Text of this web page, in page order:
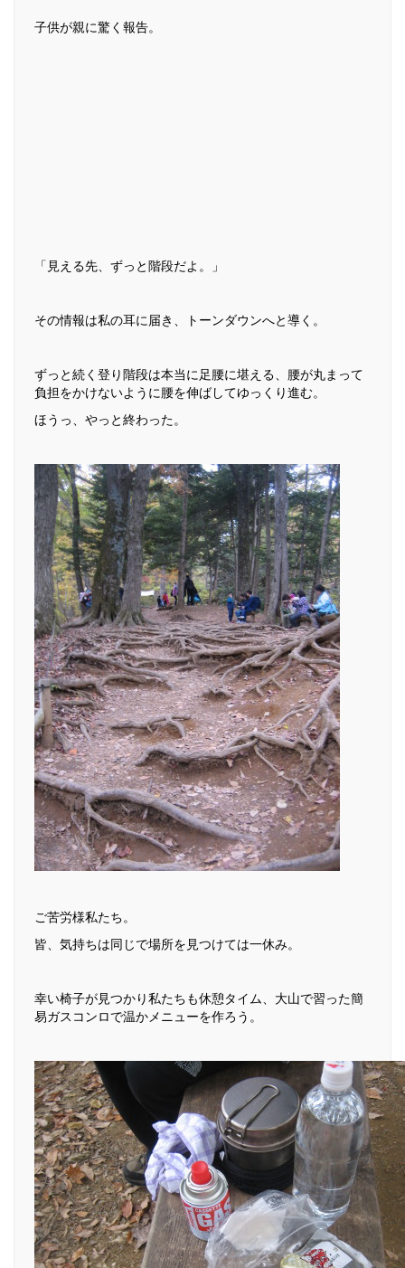
子供が親に驚く報告。
「見える先、ずっと階段だよ。」
その情報は私の耳に届き、トーンダウンへと導く。
ずっと続く登り階段は本当に足腰に堪える、腰が丸まって
負担をかけないように腰を伸ばしてゆっくり進む。
ほうっ、やっと終わった。
ご苦労様私たち。
皆、気持ちは同じで場所を見つけては一休み。
幸い椅子が見つかり私たちも休憩タイム、大山で習った簡
易ガスコンロで温かメニューを作ろう。